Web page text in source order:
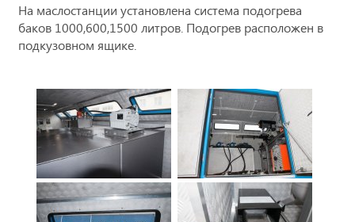
На маслостанции установлена система подогрева
баков 1000,600,1500 литров. Подогрев расположен в
подкузовном ящике.